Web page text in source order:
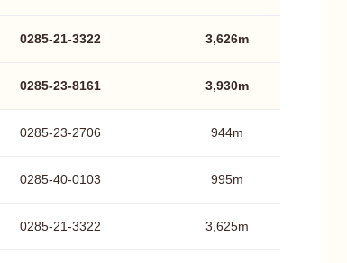
0285-21-3322 3,626m
0285-23-8161 3,930m
0285-23-2706 944m
0285-40-0103 995m
0285-21-3322 3,625m